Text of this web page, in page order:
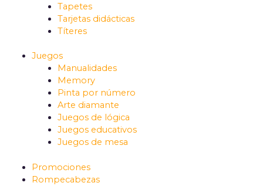
Tapetes
Tarjetas didácticas
Títeres
Juegos
Manualidades
Memory
Pinta por número
Arte diamante
Juegos de lógica
Juegos educativos
Juegos de mesa
Promociones
Rompecabezas